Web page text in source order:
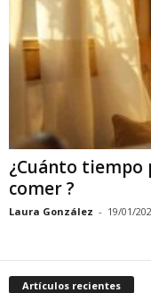
¿Cuánto tiempo
comer ?
Laura González - 19/01/
Artículos recientes